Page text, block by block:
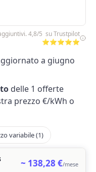
4,8/5 su Trustpilot
⭐⭐⭐⭐⭐
a giugno
delle 1 offerte
prezzo €/kWh o
variabile (1)
~ 138,28 €/mese